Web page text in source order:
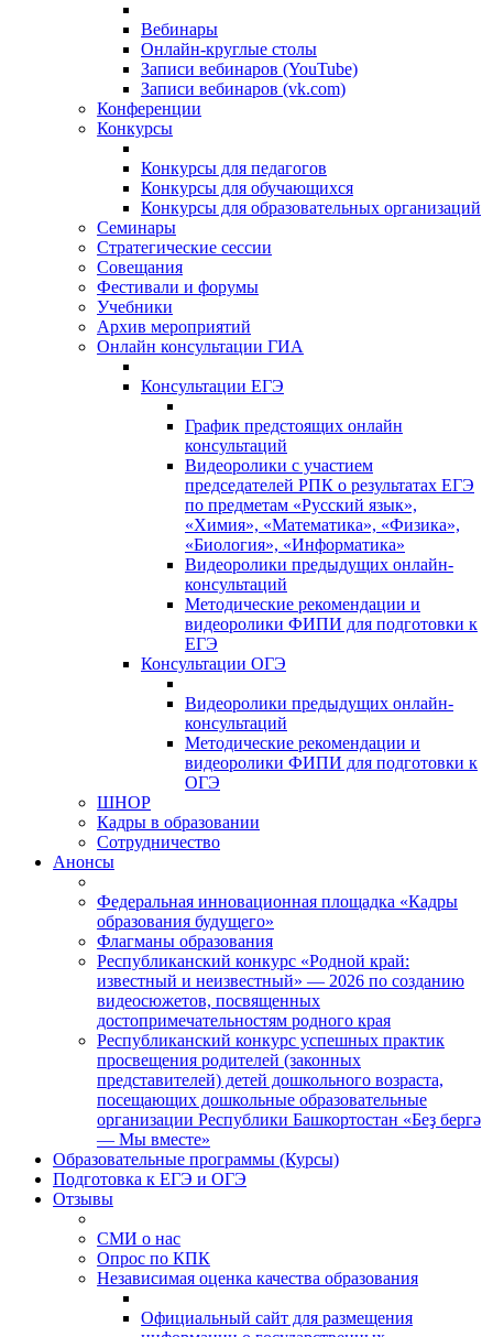
Вебинары
Онлайн-круглые столы
Записи вебинаров (YouTube)
Записи вебинаров (vk.com)
Конференции
Конкурсы
Конкурсы для педагогов
Конкурсы для обучающихся
Конкурсы для образовательных организаций
Семинары
Стратегические сессии
Совещания
Фестивали и форумы
Учебники
Архив мероприятий
Онлайн консультации ГИА
Консультации ЕГЭ
График предстоящих онлайн
консультаций
Видеоролики с участием
председателей РПК о результатах ЕГЭ
по предметам «Русский язык»,
«Химия», «Математика», «Физика»,
«Биология», «Информатика»
Видеоролики предыдущих онлайн-
консультаций
Методические рекомендации и
видеоролики ФИПИ для подготовки к
ЕГЭ
Консультации ОГЭ
Видеоролики предыдущих онлайн-
консультаций
Методические рекомендации и
видеоролики ФИПИ для подготовки к
ОГЭ
ШНОР
Кадры в образовании
Сотрудничество
Анонсы
Федеральная инновационная площадка «Кадры
образования будущего»
Флагманы образования
Республиканский конкурс «Родной край:
известный и неизвестный» — 2026 по созданию
видеосюжетов, посвященных
достопримечательностям родного края
Республиканский конкурс успешных практик
просвещения родителей (законных
представителей) детей дошкольного возраста,
посещающих дошкольные образовательные
организации Республики Башкортостан «Беҙ бергә
— Мы вместе»
Образовательные программы (Курсы)
Подготовка к ЕГЭ и ОГЭ
Отзывы
СМИ о нас
Опрос по КПК
Независимая оценка качества образования
Официальный сайт для размещения